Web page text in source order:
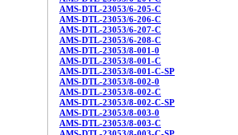
AMS-DTL-23053/6-205-C
AMS-DTL-23053/6-206-C
AMS-DTL-23053/6-207-C
AMS-DTL-23053/6-208-C
AMS-DTL-23053/8-001-0
AMS-DTL-23053/8-001-C
AMS-DTL-23053/8-001-C-SP
AMS-DTL-23053/8-002-0
AMS-DTL-23053/8-002-C
AMS-DTL-23053/8-002-C-SP
AMS-DTL-23053/8-003-0
AMS-DTL-23053/8-003-C